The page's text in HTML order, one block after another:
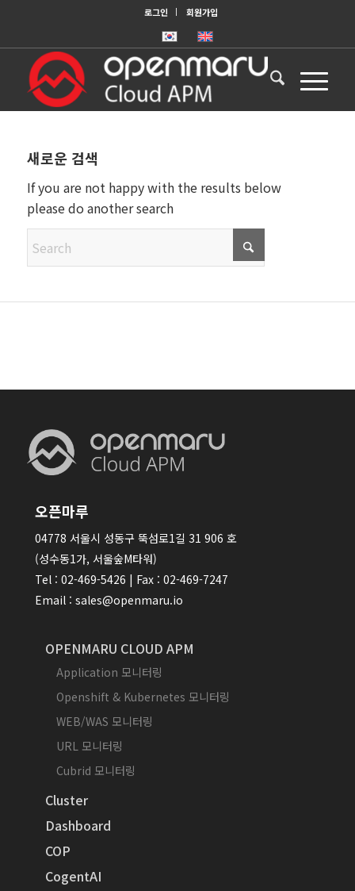
로그인 회원가입
새로운 검색
If you are not happy with the results below
please do another search
오픈마루
04778 서울시 성동구 뚝섬로1길 31 906 호
(성수동1가, 서울숲M타워)
Tel : 02-469-5426 | Fax : 02-469-7247
Email : sales@openmaru.io
OPENMARU CLOUD APM
Application 모니터링
Openshift & Kubernetes 모니터링
WEB/WAS 모니터링
URL 모니터링
Cubrid 모니터링
Cluster
Dashboard
COP
CogentAI